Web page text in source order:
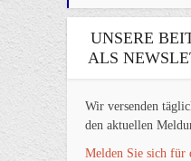
UNSERE
ALS
Wir versenden
den aktuellen
Melden Sie sich für